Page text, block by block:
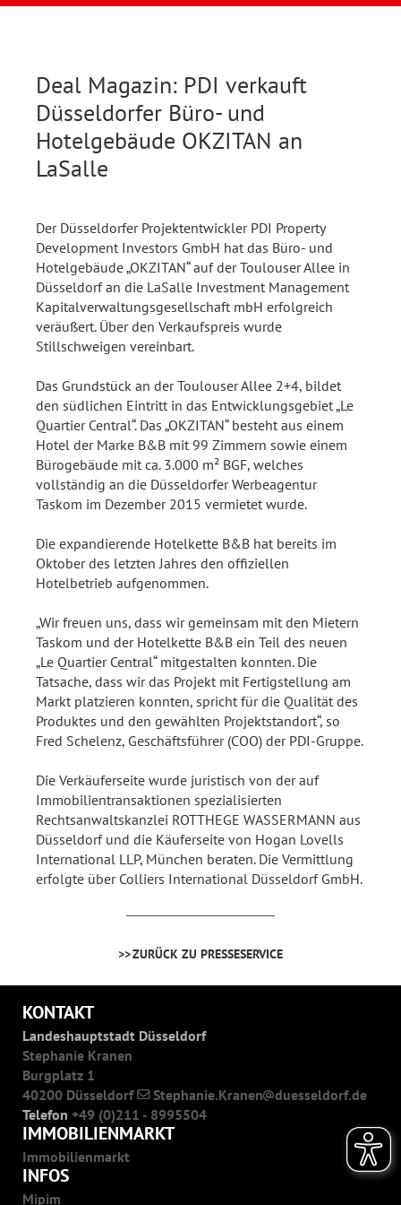
Deal Magazin: PDI verkauft
Düsseldorfer Büro- und
Hotelgebäude OKZITAN an
LaSalle
Der Düsseldorfer Projektentwickler PDI Property
Development Investors GmbH hat das Büro- und
Hotelgebäude „OKZITAN“ auf der Toulouser Allee in
Düsseldorf an die LaSalle Investment Management
Kapitalverwaltungsgesellschaft mbH erfolgreich
veräußert. Über den Verkaufspreis wurde
Stillschweigen vereinbart.
Das Grundstück an der Toulouser Allee 2+4, bildet
den südlichen Eintritt in das Entwicklungsgebiet „Le
Quartier Central“. Das „OKZITAN“ besteht aus einem
Hotel der Marke B&B mit 99 Zimmern sowie einem
Bürogebäude mit ca. 3.000 m² BGF, welches
vollständig an die Düsseldorfer Werbeagentur
Taskom im Dezember 2015 vermietet wurde.
Die expandierende Hotelkette B&B hat bereits im
Oktober des letzten Jahres den offiziellen
Hotelbetrieb aufgenommen.
„Wir freuen uns, dass wir gemeinsam mit den Mietern
Taskom und der Hotelkette B&B ein Teil des neuen
„Le Quartier Central“ mitgestalten konnten. Die
Tatsache, dass wir das Projekt mit Fertigstellung am
Markt platzieren konnten, spricht für die Qualität des
Produktes und den gewählten Projektstandort“, so
Fred Schelenz, Geschäftsführer (COO) der PDI-Gruppe.
Die Verkäuferseite wurde juristisch von der auf
Immobilientransaktionen spezialisierten
Rechtsanwaltskanzlei ROTTHEGE WASSERMANN aus
Düsseldorf und die Käuferseite von Hogan Lovells
International LLP, München beraten. Die Vermittlung
erfolgte über Colliers International Düsseldorf GmbH.
ZURÜCK ZU PRESSESERVICE
KONTAKT
Landeshauptstadt Düsseldorf
Stephanie Kranen
Burgplatz 1
40200 Düsseldorf
Stephanie.Kranen
duesseldorf.de
Telefon +49 (0)211 - 8995504
IMMOBILIENMARKT
Immobilienmarkt
INFOS
Mipim